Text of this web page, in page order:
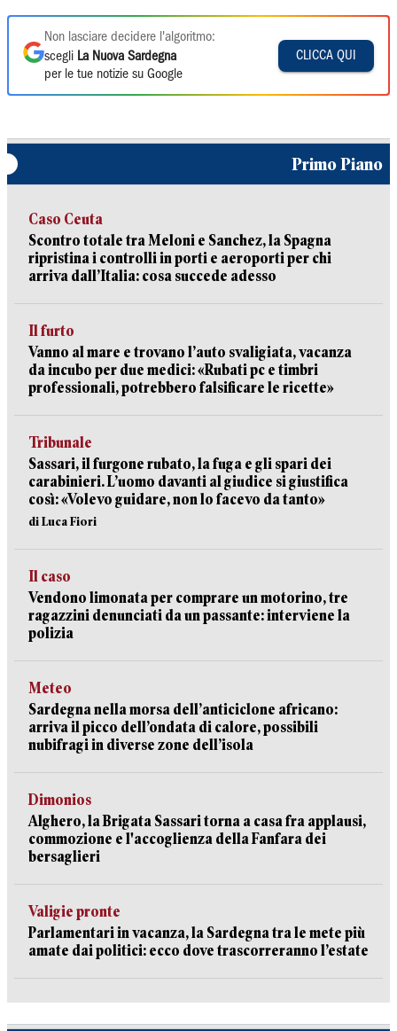
Non lasciare decidere l'algoritmo:
scegli La Nuova Sardegna
per le tue notizie su Google
CLICCA QUI
Primo Piano
Caso Ceuta
Scontro totale tra Meloni e Sanchez, la Spagna
ripristina i controlli in porti e aeroporti per chi
arriva dall’Italia: cosa succede adesso
Il furto
Vanno al mare e trovano l’auto svaligiata, vacanza
da incubo per due medici: «Rubati pc e timbri
professionali, potrebbero falsificare le ricette»
Tribunale
Sassari, il furgone rubato, la fuga e gli spari dei
carabinieri. L’uomo davanti al giudice si giustifica
così: «Volevo guidare, non lo facevo da tanto»
di Luca Fiori
Il caso
Vendono limonata per comprare un motorino, tre
ragazzini denunciati da un passante: interviene la
polizia
Meteo
Sardegna nella morsa dell’anticiclone africano:
arriva il picco dell’ondata di calore, possibili
nubifragi in diverse zone dell’isola
Dimonios
Alghero, la Brigata Sassari torna a casa fra applausi,
commozione e l'accoglienza della Fanfara dei
bersaglieri
Valigie pronte
Parlamentari in vacanza, la Sardegna tra le mete più
amate dai politici: ecco dove trascorreranno l’estate